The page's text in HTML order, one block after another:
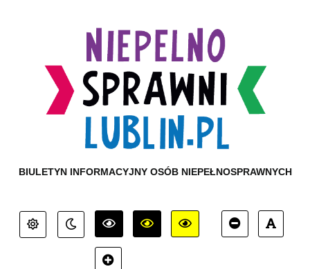
BIULETYN INFORMACYJNY OSÓB NIEPEŁNOSPRAWNYCH